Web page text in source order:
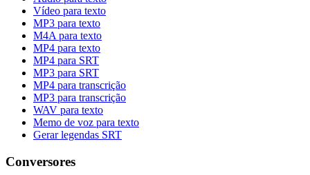
Vídeo para texto
MP3 para texto
M4A para texto
MP4 para texto
MP4 para SRT
MP3 para SRT
MP4 para transcrição
MP3 para transcrição
WAV para texto
Memo de voz para texto
Gerar legendas SRT
Conversores